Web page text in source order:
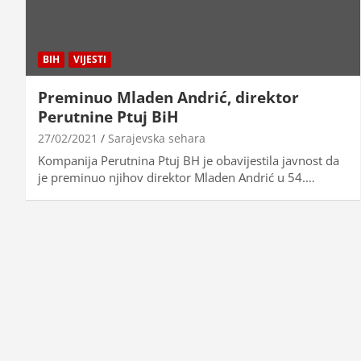
BIH VIJESTI
Preminuo Mladen Andrić, direktor
Perutnine Ptuj BiH
27/02/2021 Sarajevska sehara
Kompanija Perutnina Ptuj BH je obavijestila javnost da
je preminuo njihov direktor Mladen Andrić u 54.…